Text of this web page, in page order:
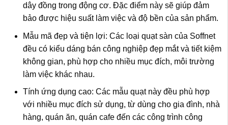
dây đồng trong động cơ. Đặc điểm này sẽ giúp đảm
bảo được hiệu suất làm việc và độ bền của sản phẩm.
Mẫu mã đẹp và tiện lợi: Các loại quạt sàn của Soffnet
đều có kiểu dáng bán công nghiệp đẹp mắt và tiết kiệm
không gian, phù hợp cho nhiều mục đích, môi trường
làm việc khác nhau.
Tính ứng dụng cao: Các mẫu quạt này đều phù hợp
với nhiều mục đích sử dụng, từ dùng cho gia đình, nhà
hàng, quán ăn, quán cafe đến các công trình công